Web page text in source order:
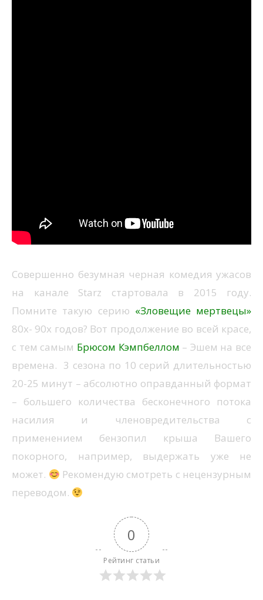
Совершенно безумная черная комедия ужасов
на канале Starz стартовала в 2015 году.
Помните такую серию «Зловещие мертвецы»
80х- 90х годов? Вот продолжение во всей красе,
с тем самым Брюсом Кэмпбеллом – Эшем на все
времена. 3 сезона по 10 серий длительностью
20-25 минут – абсолютно оправданный формат
– большего количества бесконечного потока
насилия и членовредительства с
применением бензопил крыша Вашего
покорного, например, выдержать уже не
может.
Рекомендую смотреть с нецензурным
переводом.
0
Рейтинг статьи